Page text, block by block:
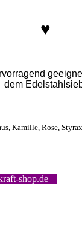
♥
dem
Kamille, Rose,
shop.de